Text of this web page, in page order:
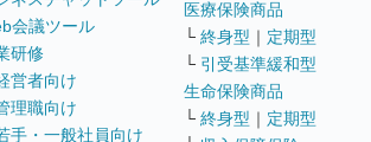
会議ツール
研修
営者向け
理職向け
手・一般社員向け
医療保険商品
└ 終身型 ｜ 定期型
└ 引受基準緩和型
生命保険商品
└ 終身型 ｜ 定期型